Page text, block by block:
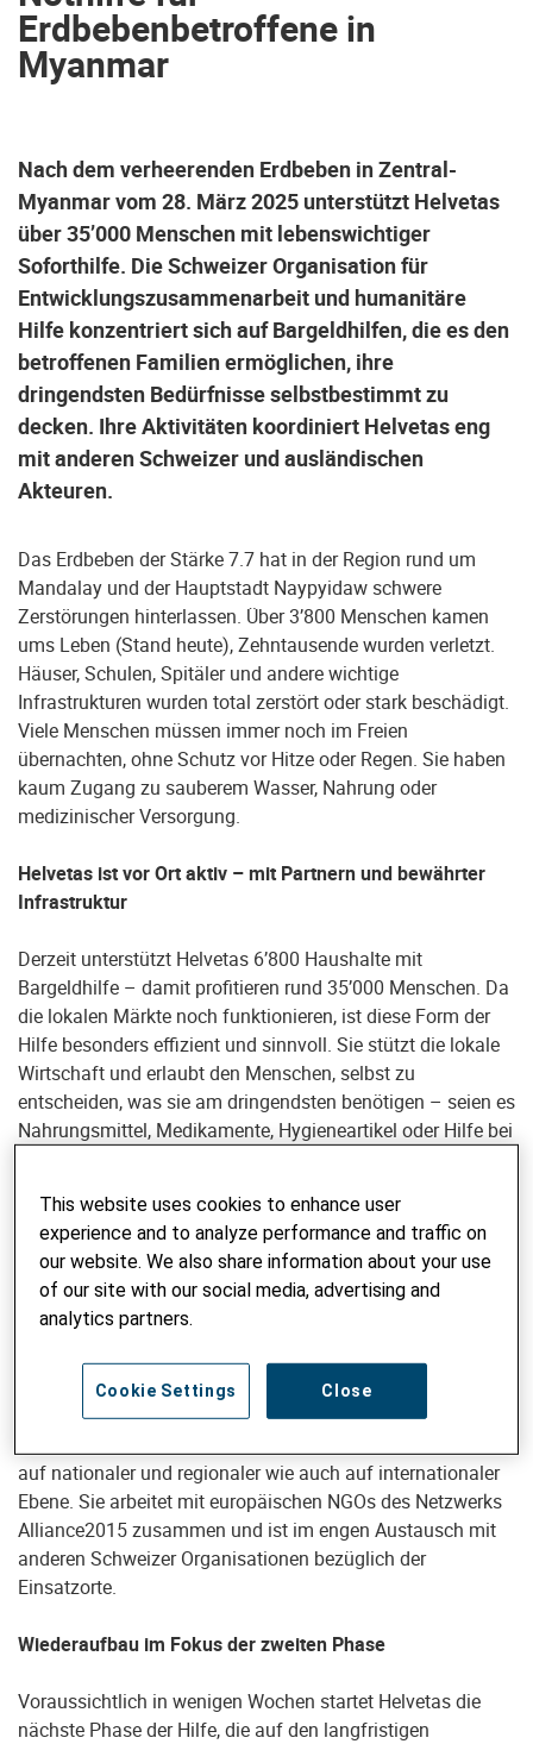
Erdbebenbetroffene in
Myanmar
Nach dem verheerenden Erdbeben in Zentral-
Myanmar vom 28. März 2025 unterstützt Helvetas
über 35’000 Menschen mit lebenswichtiger
Soforthilfe. Die Schweizer Organisation für
Entwicklungszusammenarbeit und humanitäre
Hilfe konzentriert sich auf Bargeldhilfen, die es den
betroffenen Familien ermöglichen, ihre
dringendsten Bedürfnisse selbstbestimmt zu
decken. Ihre Aktivitäten koordiniert Helvetas eng
mit anderen Schweizer und ausländischen
Akteuren.
Das Erdbeben der Stärke 7.7 hat in der Region rund um
Mandalay und der Hauptstadt Naypyidaw schwere
Zerstörungen hinterlassen. Über 3’800 Menschen kamen
ums Leben (Stand heute), Zehntausende wurden verletzt.
Häuser, Schulen, Spitäler und andere wichtige
Infrastrukturen wurden total zerstört oder stark beschädigt.
Viele Menschen müssen immer noch im Freien
übernachten, ohne Schutz vor Hitze oder Regen. Sie haben
kaum Zugang zu sauberem Wasser, Nahrung oder
medizinischer Versorgung.
Helvetas ist vor Ort aktiv – mit Partnern und bewährter
Infrastruktur
Derzeit unterstützt Helvetas 6’800 Haushalte mit
Bargeldhilfe – damit profitieren rund 35’000 Menschen. Da
die lokalen Märkte noch funktionieren, ist diese Form der
Hilfe besonders effizient und sinnvoll. Sie stützt die lokale
Wirtschaft und erlaubt den Menschen, selbst zu
entscheiden, was sie am dringendsten benötigen – seien es
Nahrungsmittel, Medikamente, Hygieneartikel oder Hilfe bei
internationalen Nothilfe und wird von den meisten
Organisationen angewendet. Sie richten sich dabei an den
Vorgaben der UNO-Organisation für humanitäre
Angelegenheiten (OCHA): alle zahlen den begünstigten
Familien den gleichen Betrag aus.
Helvetas ist seit 2013 in Myanmar tätig und arbeitet eng
zusammen mit lokalen Partnerorganisationen. Die
auf nationaler und regionaler wie auch auf internationaler
Ebene. Sie arbeitet mit europäischen NGOs des Netzwerks
Alliance2015 zusammen und ist im engen Austausch mit
anderen Schweizer Organisationen bezüglich der
Einsatzorte.
Wiederaufbau im Fokus der zweiten Phase
Voraussichtlich in wenigen Wochen startet Helvetas die
nächste Phase der Hilfe, die auf den langfristigen
This website uses cookies to enhance user
experience and to analyze performance and traffic on
our website. We also share information about your use
of our site with our social media, advertising and
analytics partners.
Close
Cookie Settings